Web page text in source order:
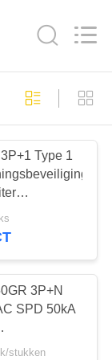
de
121
type
Type 1
spd klasse
3P+N
SPD 50kA
stukken